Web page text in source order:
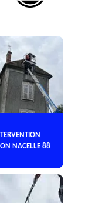
NACELLE 88